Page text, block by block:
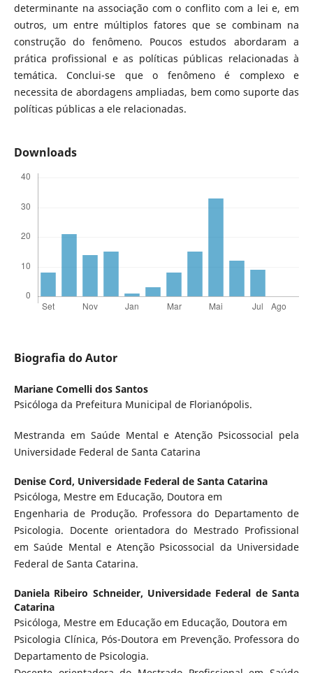
determinante na associação com o conflito com a lei e, em
outros, um entre múltiplos fatores que se combinam na
construção do fenômeno. Poucos estudos abordaram a
prática profissional e as políticas públicas relacionadas à
temática. Conclui-se que o fenômeno é complexo e
necessita de abordagens ampliadas, bem como suporte das
políticas públicas a ele relacionadas.
Downloads
Biografia do Autor
Mariane Comelli dos Santos
Psicóloga da Prefeitura Municipal de Florianópolis.
Mestranda em Saúde Mental e Atenção Psicossocial pela
Universidade Federal de Santa Catarina
Denise Cord, Universidade Federal de Santa Catarina
Psicóloga, Mestre em Educação, Doutora em
Engenharia de Produção. Professora do Departamento de
Psicologia. Docente orientadora do Mestrado Profissional
em Saúde Mental e Atenção Psicossocial da Universidade
Federal de Santa Catarina.
Daniela Ribeiro Schneider, Universidade Federal de Santa
Catarina
Psicóloga, Mestre em Educação em Educação, Doutora em
Psicologia Clínica, Pós-Doutora em Prevenção. Professora do
Departamento de Psicologia.